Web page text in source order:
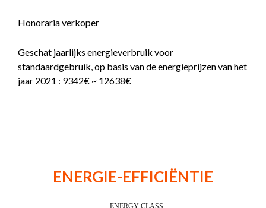
Honoraria verkoper
Geschat jaarlijks energieverbruik voor
standaardgebruik, op basis van de energieprijzen van het
jaar 2021 : 9342€ ~ 12638€
ENERGIE-EFFICIËNTIE